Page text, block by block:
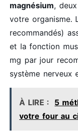
magnésium,
votre organisme.
recommandés)
et la fonction
mg par jour
système nerveux
À LIRE :
5
votre four au